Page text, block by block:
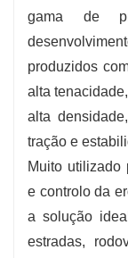
gama de
produzidos
alta
alta
tração e
Muito utilizado
e controlo da
a solução
estradas,